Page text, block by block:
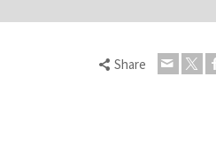
Share